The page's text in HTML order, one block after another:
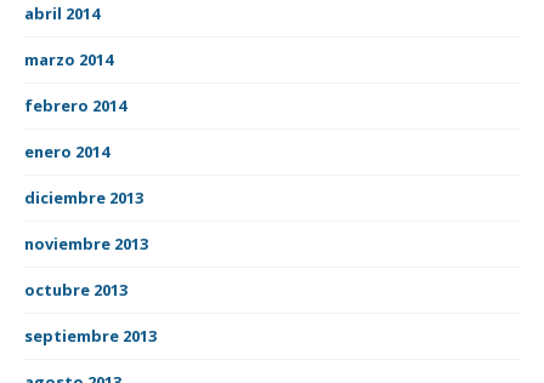
abril 2014
marzo 2014
febrero 2014
enero 2014
diciembre 2013
noviembre 2013
octubre 2013
septiembre 2013